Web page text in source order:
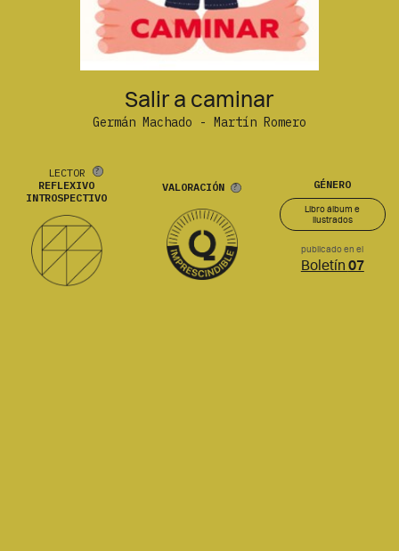
Salir a caminar
Germán Machado - Martín Romero
LECTOR
REFLEXIVO
INTROSPECTIVO
VALORACIÓN GÉNERO
Libro álbum e
ilustrados
publicado en el
Boletín 07